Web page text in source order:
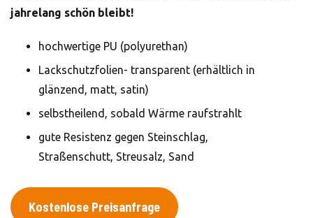
jahrelang schön bleibt!
hochwertige PU (polyurethan)
Lackschutzfolien- transparent (erhältlich in
glänzend, matt, satin)
selbstheilend, sobald Wärme raufstrahlt
gute Resistenz gegen Steinschlag,
Straßenschutt, Streusalz, Sand
Kostenlose Preisanfrage